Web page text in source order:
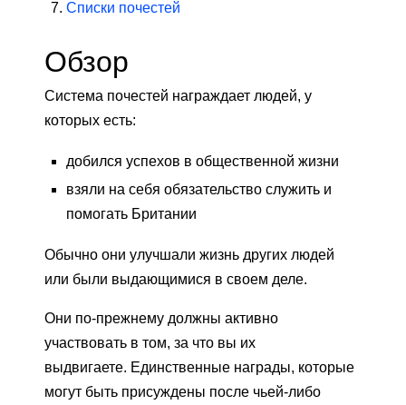
Списки почестей
Обзор
Система почестей награждает людей, у
которых есть:
добился успехов в общественной жизни
взяли на себя обязательство служить и
помогать Британии
Обычно они улучшали жизнь других людей
или были выдающимися в своем деле.
Они по-прежнему должны активно
участвовать в том, за что вы их
выдвигаете. Единственные награды, которые
могут быть присуждены после чьей-либо